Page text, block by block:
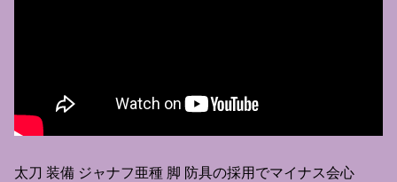
太刀 装備 ジャナフ亜種 脚 防具の採用でマイナス会心